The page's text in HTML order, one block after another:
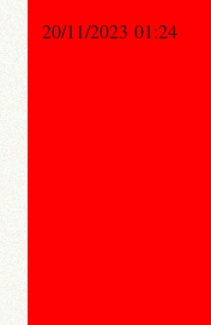
20/11/2023 01:24